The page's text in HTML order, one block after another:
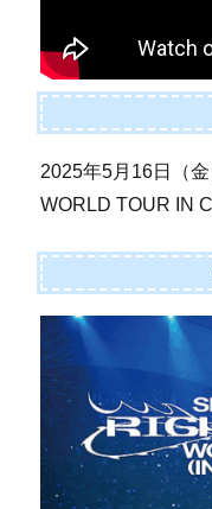
2025年5月16日（
WORLD TOUR IN